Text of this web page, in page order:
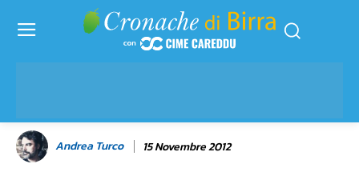
Andrea Turco 15 Novembre 2012